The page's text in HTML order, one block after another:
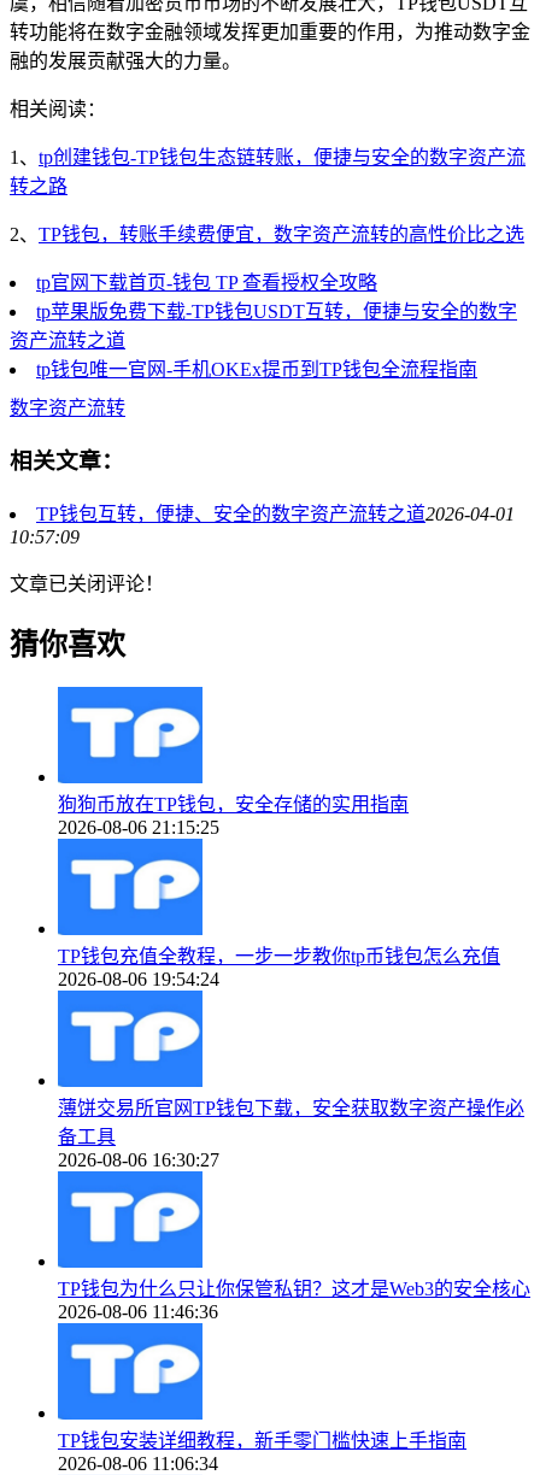
转功能将在数字金融领域发挥更加重要的作用，为推动数字金
融的发展贡献强大的力量。
相关阅读：
1、 tp创建钱包-TP钱包生态链转账，便捷与安全的数字资产流
转之路
2、 TP钱包，转账手续费便宜，数字资产流转的高性价比之选
tp官网下载首页-钱包 TP 查看授权全攻略
tp苹果版免费下载-TP钱包USDT互转，便捷与安全的数字
资产流转之道
tp钱包唯一官网-手机OKEx提币到TP钱包全流程指南
数字资产流转
相关文章：
TP钱包互转，便捷、安全的数字资产流转之道2026-04-01
10:57:09
文章已关闭评论！
猜你喜欢
狗狗币放在TP钱包，安全存储的实用指南
2026-08-06 21:15:25
TP钱包充值全教程，一步一步教你tp币钱包怎么充值
2026-08-06 19:54:24
薄饼交易所官网TP钱包下载，安全获取数字资产操作必
备工具
2026-08-06 16:30:27
TP钱包为什么只让你保管私钥？这才是Web3的安全核心
2026-08-06 11:46:36
TP钱包安装详细教程，新手零门槛快速上手指南
2026-08-06 11:06:34